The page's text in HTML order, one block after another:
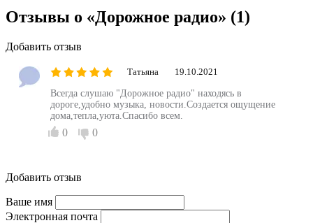
Отзывы о «Дорожное радио» (1)
Добавить отзыв
Татьяна 19.10.2021
Всегда слушаю "Дорожное радио" находясь в
дороге,удобно музыка, новости.Создается ощущение
дома,тепла,уюта.Спасибо всем.
0 0
Добавить отзыв
Ваше имя
Электронная почта